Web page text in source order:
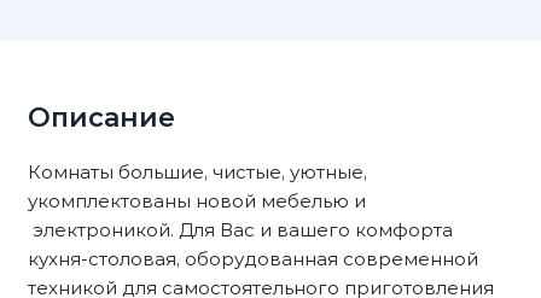
Описание
Комнаты большие, чистые, уютные,
укомплектованы новой мебелью и
электроникой. Для Вас и вашего комфорта
кухня-столовая, оборудованная современной
техникой для самостоятельного приготовления